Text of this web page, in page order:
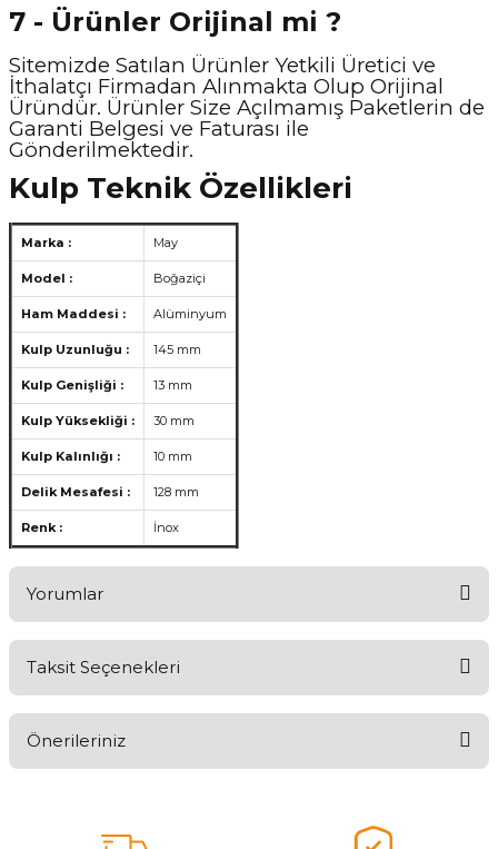
7 - Ürünler Orijinal mi ?
Sitemizde Satılan Ürünler Yetkili Üretici ve
İthalatçı Firmadan Alınmakta Olup Orijinal
Üründür. Ürünler Size Açılmamış Paketlerin de
Garanti Belgesi ve Faturası ile
Gönderilmektedir.
Kulp Teknik Özellikleri
Marka : May
Model : Boğaziçi
Ham Maddesi : Alüminyum
Kulp Uzunluğu : 145 mm
Kulp Genişliği : 13 mm
Kulp Yüksekliği : 30 mm
Kulp Kalınlığı : 10 mm
Delik Mesafesi : 128 mm
Renk : İnox
Yorumlar
Taksit Seçenekleri
Önerileriniz
tarafımıza iletebilirsiniz.